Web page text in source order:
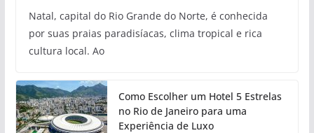
Natal, capital do Rio Grande do Norte, é conhecida
por suas praias paradisíacas, clima tropical e rica
cultura local. Ao
Como Escolher um Hotel 5 Estrelas
no Rio de Janeiro para uma
Experiência de Luxo